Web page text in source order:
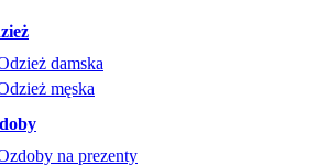
damska
męska
na prezenty